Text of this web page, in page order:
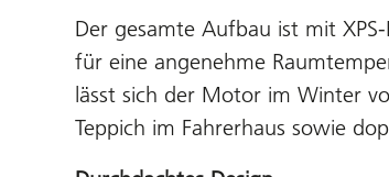
Der gesamte Aufbau ist mit
für eine angenehme
lässt sich der Motor im Winter
Teppich im Fahrerhaus sowie